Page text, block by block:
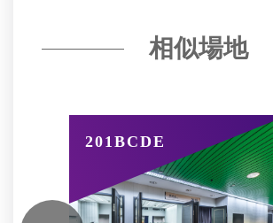
相似場地
201BCDE